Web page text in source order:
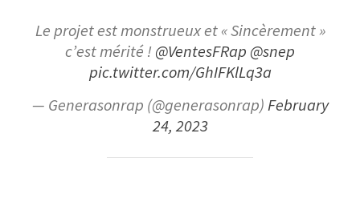
Le projet est monstrueux et « Sincèrement »
c’est mérité !@VentesFRap @snep
pic.twitter.com/GhIFKlLq3a
— Generasonrap (@generasonrap)February
24, 2023